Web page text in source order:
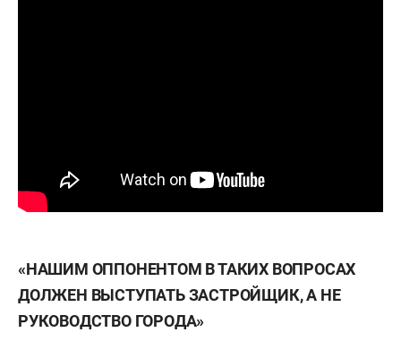
«НАШИМ ОППОНЕНТОМ В ТАКИХ ВОПРОСАХ
ДОЛЖЕН ВЫСТУПАТЬ ЗАСТРОЙЩИК, А НЕ
РУКОВОДСТВО ГОРОДА»